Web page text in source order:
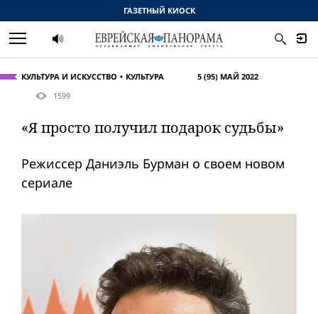
КУЛЬТУРА И ИСКУССТВО КУЛЬТУРА
5 (95) МАЙ 2022
1599
«Я просто получил подарок судьбы»
Режиссер Даниэль Бурман о своем новом
сериале
ГАЗЕТНЫЙ КИОСК